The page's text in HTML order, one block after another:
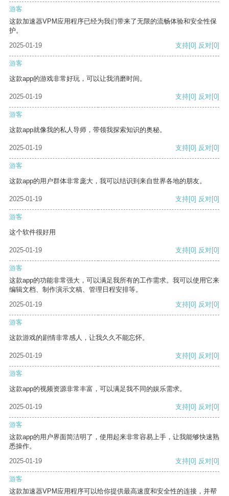
游客
这款加速器VPM应用程序已经为我们带来了无限的流畅体验和安全性保
护。
2025-01-19
支持[0] 反对[0]
游客
这款app的游戏非常好玩，可以让我消磨时间。
2025-01-19 支持[0] 反对[0]
游客
这款app就像我的私人导师，带领我探索知识的奥秘。
2025-01-19 支持[0] 反对[0]
游客
这款app的用户群体非常庞大，我可以结识到来自世界各地的朋友。
2025-01-19 支持[0] 反对[0]
游客
这个软件很好用
2025-01-19 支持[0] 反对[0]
游客
这款app的功能非常强大，可以满足我所有的工作需求。我可以使用它来
编辑文档、制作演示文稿、管理日程安排等。
2025-01-19
支持[0] 反对[0]
游客
这款游戏的剧情非常感人，让我久久不能忘怀。
2025-01-19 支持[0] 反对[0]
游客
这款app的视频资源非常丰富，可以满足我不同的娱乐需求。
2025-01-19 支持[0] 反对[0]
游客
这款app的用户界面简洁明了，使用起来非常容易上手，让我能够快速熟
悉操作。
2025-01-19
支持[0] 反对[0]
游客
这款加速器VPM应用程序可以给你提供最高速度和安全性的连接，并帮